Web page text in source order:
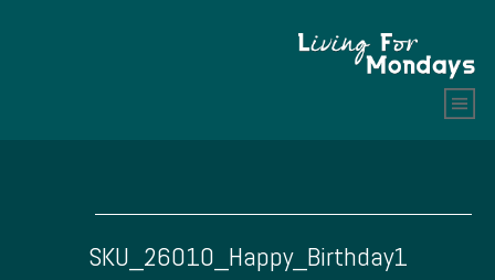
SKU_26010_Happy_Birthday1